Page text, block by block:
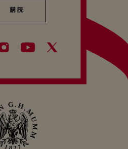
ルの決め手となっています。
ン － シャルドネのエレガンス
ンは、ミネラル感、純粋さ、
ン マムの優れたクラフトマン
す。1882年に誕生したこのユ
チョークの山」）のシャルド
件と白亜質の土壌により、シ
にフレッシュさを加えていま
成させることにより、このワイ
開きます。淡く明るい色で、
ライトが差し、繊細な泡立ち
購読
購読